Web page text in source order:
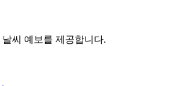
씨 예보를 제공합니다.